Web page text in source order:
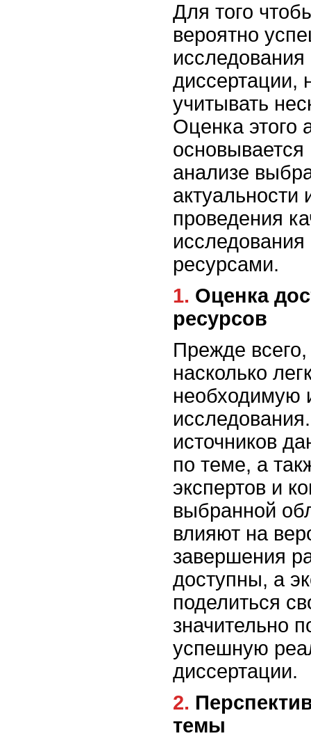
Для того
вероятно
диссертации,
учитывать
Оценка этого
основывается
анализе
актуальности
проведения
ресурсами.
1. Оценка доступных данных и
ресурсов
Прежде
насколько
источников
по теме, а
экспертов и
выбранной
влияют на
завершения
доступны, а
поделиться
значительно
успешную
диссертации.
2. Перспективность выбранной
темы